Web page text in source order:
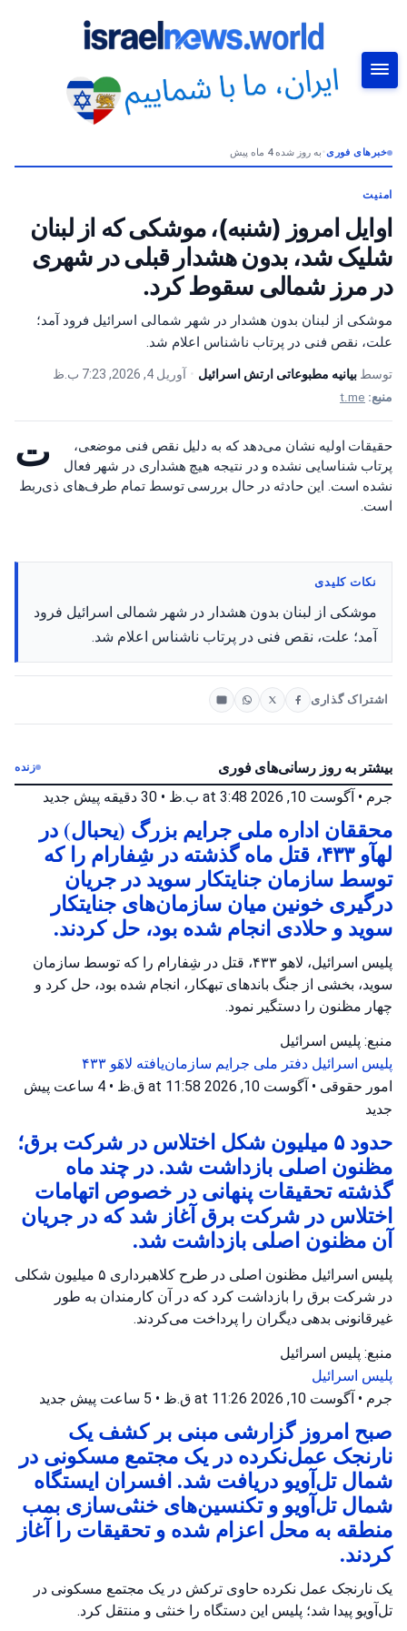
خبرهای فوری•به روز شده 4 ماه پیش
امنیت
اوایل امروز (شنبه)، موشکی که از لبنان
شلیک شد، بدون هشدار قبلی در شهری
در مرز شمالی سقوط کرد.
موشکی از لبنان بدون هشدار در شهر شمالی اسرائیل فرود آمد؛
علت، نقص فنی در پرتاب ناشناس اعلام شد.
توسط بیانیه مطبوعاتی ارتش اسرائیل • آوریل 4, 2026, 7:23 ب.ظ
منبع: t.me
ت
حقیقات اولیه نشان می‌دهد که به دلیل نقص فنی موضعی،
پرتاب شناسایی نشده و در نتیجه هیچ هشداری در شهر فعال
نشده است. این حادثه در حال بررسی توسط تمام طرف‌های ذی‌ربط
است.
نکات کلیدی
موشکی از لبنان بدون هشدار در شهر شمالی اسرائیل فرود
آمد؛ علت، نقص فنی در پرتاب ناشناس اعلام شد.
اشتراک گذاری
بیشتر به روز رسانی‌های فوری زنده
جرم • آگوست 10, 2026 at 3:48 ب.ظ • 30 دقیقه پیش جدید
محققان اداره ملی جرایم بزرگ (یحبال) در
لهآو ۴۳۳، قتل ماه گذشته در شِفارام را که
توسط سازمان جنایتکار سوید در جریان
درگیری خونین میان سازمان‌های جنایتکار
سوید و حلادی انجام شده بود، حل کردند.
پلیس اسرائیل، لاهو ۴۳۳، قتل در شِفارام را که توسط سازمان
سوید، بخشی از جنگ باندهای تبهکار، انجام شده بود، حل کرد و
چهار مظنون را دستگیر نمود.
منبع: پلیس اسرائیل
پلیس اسرائیل دفتر ملی جرایم سازمان‌یافته لاهَو ۴۳۳
امور حقوقی • آگوست 10, 2026 at 11:58 ق.ظ • 4 ساعت پیش
جدید
حدود ۵ میلیون شکل اختلاس در شرکت برق؛
مظنون اصلی بازداشت شد. در چند ماه
گذشته تحقیقات پنهانی در خصوص اتهامات
اختلاس در شرکت برق آغاز شد که در جریان
آن مظنون اصلی بازداشت شد.
پلیس اسرائیل مظنون اصلی در طرح کلاهبرداری ۵ میلیون شکلی
در شرکت برق را بازداشت کرد که در آن کارمندان به طور
غیرقانونی بدهی دیگران را پرداخت می‌کردند.
منبع: پلیس اسرائیل
پلیس اسرائیل
جرم • آگوست 10, 2026 at 11:26 ق.ظ • 5 ساعت پیش جدید
صبح امروز گزارشی مبنی بر کشف یک
نارنجک عمل‌نکرده در یک مجتمع مسکونی در
شمال تل‌آویو دریافت شد. افسران ایستگاه
شمال تل‌آویو و تکنسین‌های خنثی‌سازی بمب
منطقه به محل اعزام شده و تحقیقات را آغاز
کردند.
یک نارنجک عمل نکرده حاوی ترکش در یک مجتمع مسکونی در
تل‌آویو پیدا شد؛ پلیس این دستگاه را خنثی و منتقل کرد.